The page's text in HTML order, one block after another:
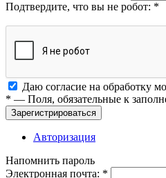
Подтвердите, что вы не робот: *
Даю согласие на обработку
* — Поля, обязательные к
Зарегистрироваться
Авторизация
Напомнить пароль
Электронная почта: *